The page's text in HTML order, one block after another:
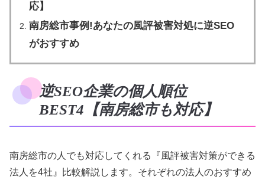
応】
南房総市事例!あなたの風評被害対処に逆SEO
がおすすめ
逆SEO企業の個人順位
BEST4【南房総市も対応】
南房総市の人でも対応してくれる『風評被害対策ができる
法人を4社』比較解説します。それぞれの法人のおすすめ